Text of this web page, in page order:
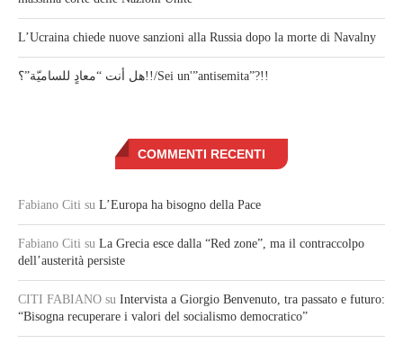
L’Ucraina chiede nuove sanzioni alla Russia dopo la morte di Navalny
هل أنت “معادٍ للساميّة”؟!!/Sei un'”antisemita”?!!
COMMENTI RECENTI
Fabiano Citi su L’Europa ha bisogno della Pace
Fabiano Citi su La Grecia esce dalla “Red zone”, ma il contraccolpo
dell’austerità persiste
CITI FABIANO su Intervista a Giorgio Benvenuto, tra passato e futuro:
“Bisogna recuperare i valori del socialismo democratico”